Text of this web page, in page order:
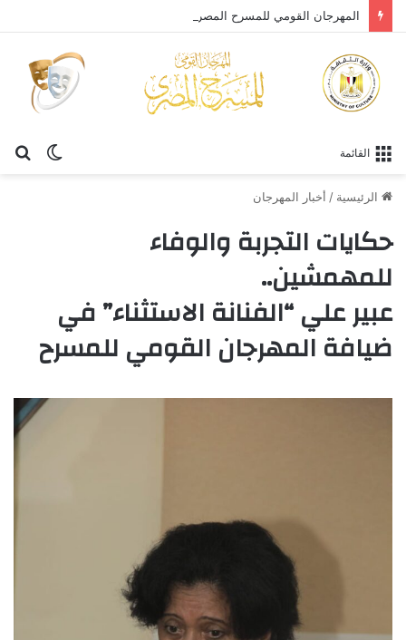
الوضع
القائمة
الرئيسية / أخبار المهرجان
حكايات التجربة والوفاء
للمهمشين..
عبير علي “الفنانة الاستثناء” في
ضيافة المهرجان القومي للمسرح